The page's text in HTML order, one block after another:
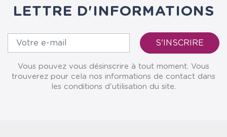
LETTRE D'INFORMATIONS
Vous pouvez vous désinscrire à tout moment. Vous
trouverez pour cela nos informations de contact dans
les conditions d'utilisation du site.